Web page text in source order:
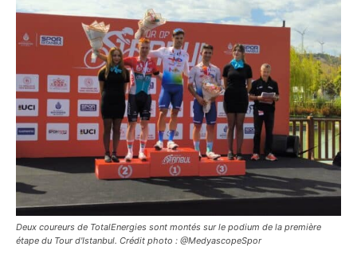
Deux coureurs de TotalEnergies sont montés sur le podium de la première
étape du Tour d'Istanbul. Crédit photo : @MedyascopeSpor